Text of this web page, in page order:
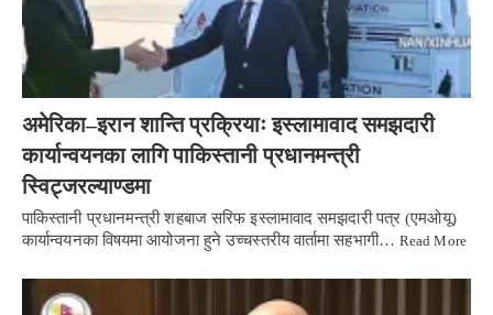
अमेरिका–इरान शान्ति प्रक्रियाः इस्लामावाद समझदारी
कार्यान्वयनका लागि पाकिस्तानी प्रधानमन्त्री
स्विट्जरल्याण्डमा
पाकिस्तानी प्रधानमन्त्री शहबाज सरिफ इस्लामावाद समझदारी पत्र (एमओयू)
कार्यान्वयनका विषयमा आयोजना हुने उच्चस्तरीय वार्तामा सहभागी… Read More